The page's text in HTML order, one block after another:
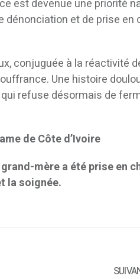
est devenue une priorité
et de prise en
conjuguée à la réactivité
Une histoire
refuse désormais de
de Côte d’Ivoire
mère a été prise en
la soignée.